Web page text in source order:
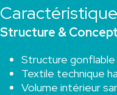
Structure &
Structure
Textile technique
Volume intérieur